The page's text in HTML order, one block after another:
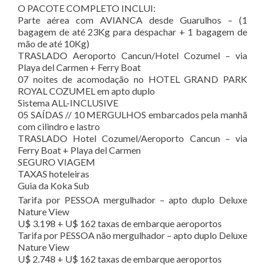
O PACOTE COMPLETO INCLUI:
Parte aérea com AVIANCA desde Guarulhos – (1
bagagem de até 23Kg para despachar + 1 bagagem de
mão de até 10Kg)
TRASLADO Aeroporto Cancun/Hotel Cozumel – via
Playa del Carmen + Ferry Boat
07 noites de acomodação no HOTEL GRAND PARK
ROYAL COZUMEL em apto duplo
Sistema ALL-INCLUSIVE
05 SAÍDAS // 10 MERGULHOS embarcados pela manhã
com cilindro e lastro
TRASLADO Hotel Cozumel/Aeroporto Cancun – via
Ferry Boat + Playa del Carmen
SEGURO VIAGEM
TAXAS hoteleiras
Guia da Koka Sub
Tarifa por PESSOA mergulhador – apto duplo Deluxe
Nature View
U$ 3.198 + U$ 162 taxas de embarque aeroportos
Tarifa por PESSOA não mergulhador – apto duplo Deluxe
Nature View
U$ 2.748 + U$ 162 taxas de embarque aeroportos